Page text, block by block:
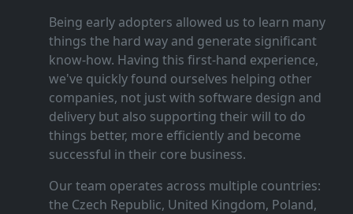
Being early adopters allowed us to learn many
things the hard way and generate significant
know‑how. Having this first‑hand experience,
we've quickly found ourselves helping other
companies, not just with software design and
delivery but also supporting their will to do
things better, more efficiently and become
successful in their core business.
Our team operates across multiple countries:
the Czech Republic, United Kingdom, Poland,